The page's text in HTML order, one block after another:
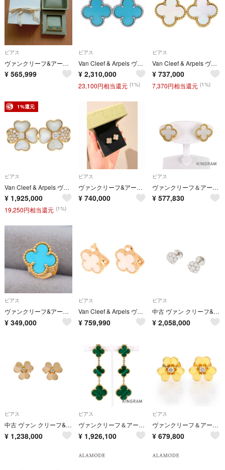
ピアス
ヴァンクリーフ&アーペル ピアス ターコイズ。
¥ 565,999
ピアス
Van Cleef & Arpels ヴァンクリーフアンドアーペル アルハンブラ ターコイズ イヤリング ピアス ホワイトゴールド 750WG
¥ 2,310,000
23,100円相当還元 (1%)
ピアス
Van Cleef & Arpels ヴァンクリーフアンドアーペル ヴィンテージアルハンブラ マザーオブパール Au750 K18YG ピアス イヤリング イエローゴールド VCARA44100
¥ 737,000
7,370円相当還元 (1%)
1%還元
ピアス
Van Cleef & Arpels ヴァンクリーフアンドアーペル コスモス イヤリング ピアス ピンクゴールド VCARO5BX00
¥ 1,925,000
19,250円相当還元 (1%)
ピアス
ヴァンクリーフ&アーペル ヴィンテージアルハンブラ VCARA44100
¥ 740,000
ピアス
ヴァンクリーフ＆アーペル スウィート アルハンブラ VCARA44800 ピアス
¥ 577,830
ピアス
ヴァンクリーフ&アーペル ピアス ターコイズ スウィートアルハンブラ K18YG
¥ 349,000
ピアス
Van Cleef & Arpels ヴァンクリーフ＆アーペル ヴィンテージアルハンブラピアス K18YG/ホワイトマザーオブパール 7.7g VCARA44100 ピアス K18イエローゴールド K18YG/ホワイト マザーオブパール ホワイト マザーオブパール ホワイト レディース【中古】【432】
¥ 759,990
ピアス
中古 ヴァン クリーフ&アーペル Van Cleef & Arpels VCARP9X800 レディース ピアス K18ホワイトゴールド WG ダイヤモンド
¥ 2,058,000
ピアス
中古 ヴァン クリーフ&アーペル Van Cleef & Arpels VCARB65700 レディース ピアス K18イエローゴールド YG ダイヤモンド
¥ 1,238,000
ピアス
ヴァンクリーフ＆アーペル マジック アルハンブラ VCARO2AG00 ピアス
¥ 1,926,100
ピアス
ヴァンクリーフ＆アーペル VCARP0J300 (VCARPJMN00) フリヴォル ミニモデル K18YG 750 ダイヤモンド 0.1ct イエローゴールド ピアス 箱付 Van Cleef & Arpels（美品）
¥ 679,800